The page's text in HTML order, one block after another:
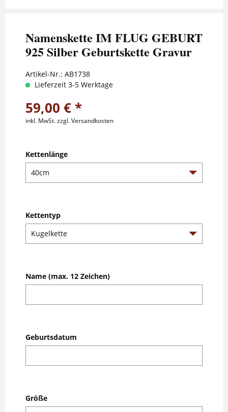
Namenskette IM FLUG GEBURT
925 Silber Geburtskette Gravur
Artikel-Nr.: AB1738
Lieferzeit 3-5 Werktage
59,00 € *
inkl. MwSt.zzgl. Versandkosten
Kettenlänge
Kettentyp
Name (max. 12 Zeichen)
Geburtsdatum
Größe